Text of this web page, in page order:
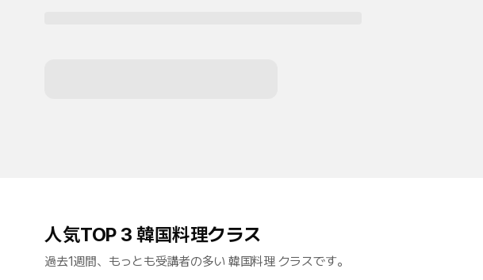
人気TOP 3 韓国料理クラス
過去1週間、もっとも受講者の多い 韓国料理 クラスです。